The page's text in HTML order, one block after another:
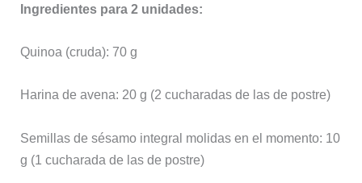
Ingredientes para 2 unidades:
Quinoa (cruda): 70 g
Harina de avena: 20 g (2 cucharadas de las de postre)
Semillas de sésamo integral molidas en el momento: 10
g (1 cucharada de las de postre)